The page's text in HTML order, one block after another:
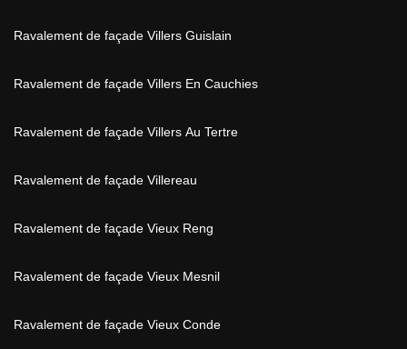
Ravalement de façade Villers Guislain
Ravalement de façade Villers En Cauchies
Ravalement de façade Villers Au Tertre
Ravalement de façade Villereau
Ravalement de façade Vieux Reng
Ravalement de façade Vieux Mesnil
Ravalement de façade Vieux Conde